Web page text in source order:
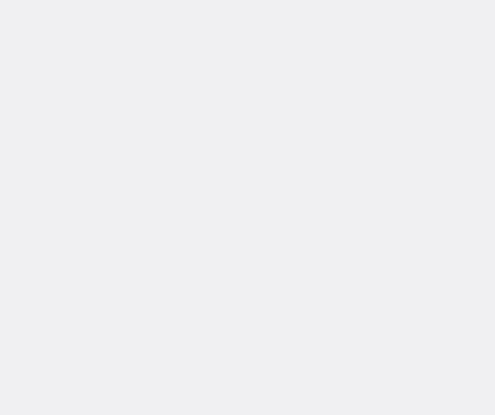
tại là: 1.794.500₫.